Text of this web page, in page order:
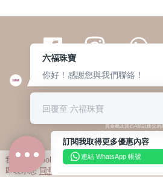
繁體 | 簡体
© 六福集團 版權所有 不得轉載
貴金屬及寶石A類註冊交易
(六福企業禮品(國際)有限公司-註冊號碼
六福電子商貿有限公司-註冊號碼:A-B-
貴金屬及寶石B類註冊交易商
(六福集團有限公司-註冊號碼:B-B-
六福珠寶金行(香港)有限公司-註冊號碼
我們利用cookies為您提供最佳的瀏覽體驗。
即表示您 同意 私
訂閱我取得更多優惠內容
連結 WhatsApp 帳號
六福珠寶
你好！感謝您與我們聯絡！
回覆至 六福珠寶